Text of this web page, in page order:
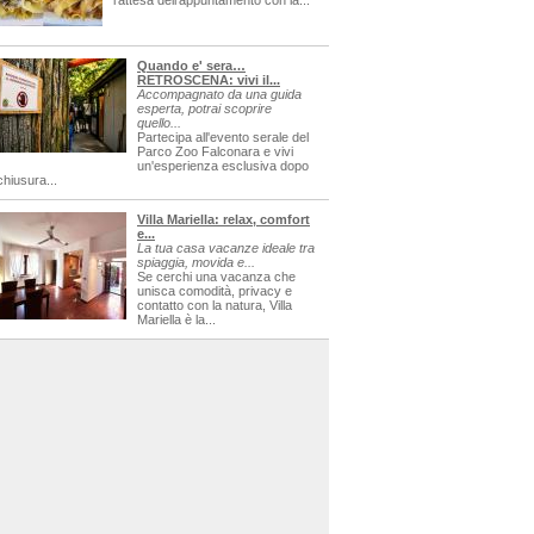
Quando e' sera…
RETROSCENA: vivi il...
Accompagnato da una guida
esperta, potrai scoprire
quello...
Partecipa all'evento serale del
Parco Zoo Falconara e vivi
un'esperienza esclusiva dopo
Villa Mariella: relax, comfort
e...
La tua casa vacanze ideale tra
spiaggia, movida e...
Se cerchi una vacanza che
unisca comodità, privacy e
contatto con la natura, Villa
Mariella è la...